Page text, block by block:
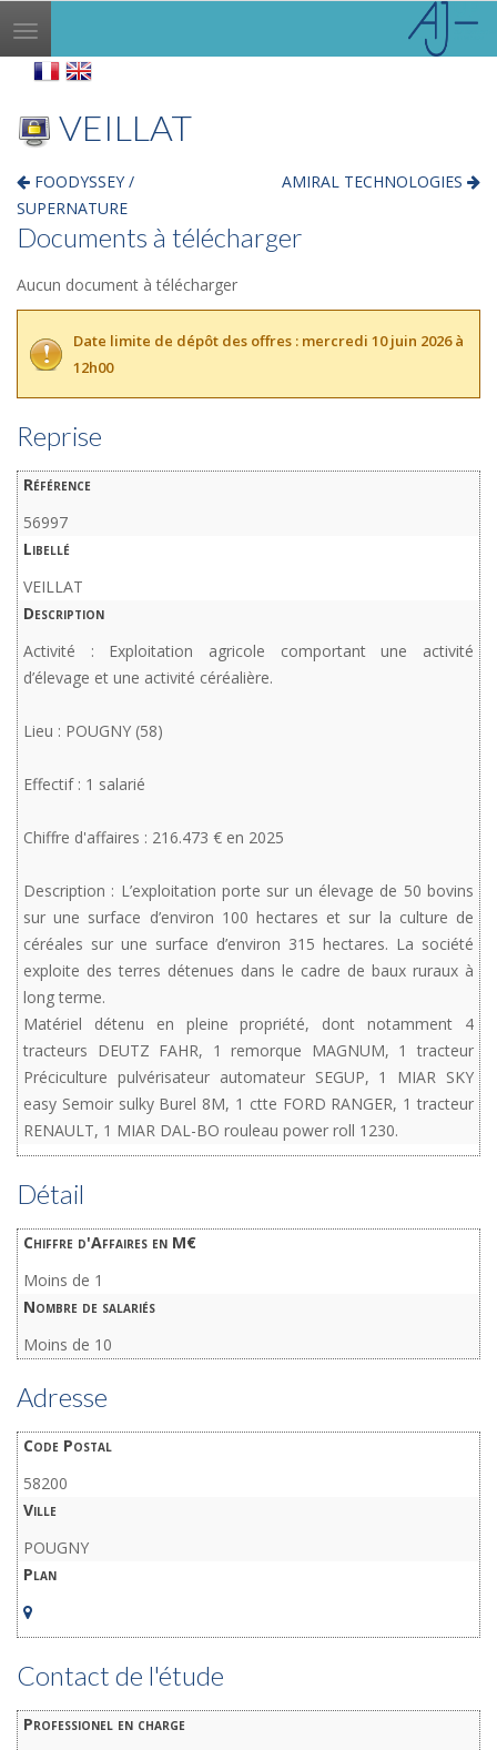
Toggle
navigation
VEILLAT
FOODYSSEY /
SUPERNATURE
AMIRAL TECHNOLOGIES
Documents à télécharger
Aucun document à télécharger
Date limite de dépôt des offres : mercredi 10 juin 2026 à
12h00
Reprise
Référence
56997
Libellé
VEILLAT
Description
Activité : Exploitation agricole comportant une activité
d’élevage et une activité céréalière.
Lieu : POUGNY (58)
Effectif : 1 salarié
Chiffre d'affaires : 216.473 € en 2025
Description : L’exploitation porte sur un élevage de 50 bovins
sur une surface d’environ 100 hectares et sur la culture de
céréales sur une surface d’environ 315 hectares. La société
exploite des terres détenues dans le cadre de baux ruraux à
long terme.
Matériel détenu en pleine propriété, dont notamment 4
tracteurs DEUTZ FAHR, 1 remorque MAGNUM, 1 tracteur
Préciculture pulvérisateur automateur SEGUP, 1 MIAR SKY
easy Semoir sulky Burel 8M, 1 ctte FORD RANGER, 1 tracteur
RENAULT, 1 MIAR DAL-BO rouleau power roll 1230.
Détail
Chiffre d'Affaires en M€
Moins de 1
Nombre de salariés
Moins de 10
Adresse
Code Postal
58200
Ville
POUGNY
Plan
Contact de l'étude
Professionel en charge